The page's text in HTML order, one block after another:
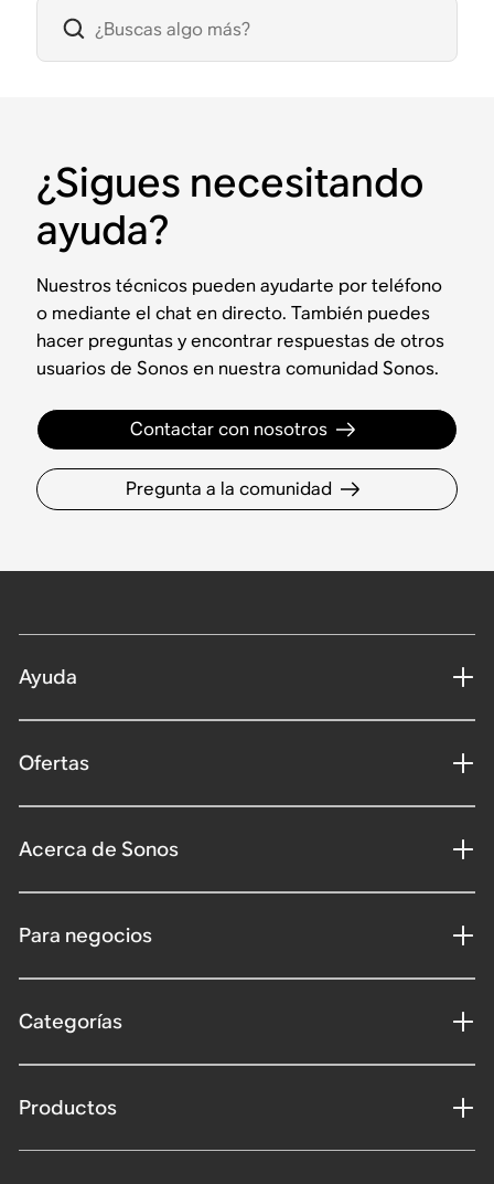
¿Sigues necesitando
ayuda?
Nuestros técnicos pueden ayudarte por teléfono
o mediante el chat en directo. También puedes
hacer preguntas y encontrar respuestas de otros
usuarios de Sonos en nuestra comunidad Sonos.
Contactar con nosotros
Pregunta a la comunidad
Ayuda
Ofertas
Acerca de Sonos
Para negocios
Categorías
Productos